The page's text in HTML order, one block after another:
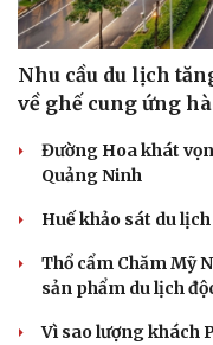
Nhu cầu du lịch
về ghế cung ứng
Đường Hoa khát
Quảng Ninh
Huế khảo sát du
Thổ cẩm Chăm Mỹ
sản phẩm du lịch
Vì sao lượng khách